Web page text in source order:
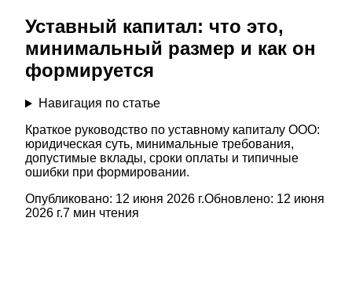
Уставный капитал: что это,
минимальный размер и как он
формируется
Навигация по статье
Краткое руководство по уставному капиталу ООО:
юридическая суть, минимальные требования,
допустимые вклады, сроки оплаты и типичные
ошибки при формировании.
Опубликовано: 12 июня 2026 г.Обновлено: 12 июня
2026 г.7 мин чтения